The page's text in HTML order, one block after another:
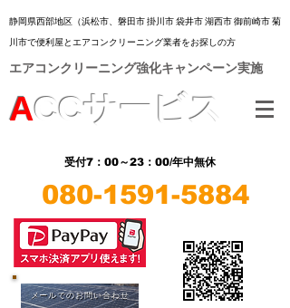
静岡県西部地区（浜松市、 磐田市 掛川市 袋井市 湖西市 御前崎市 菊
川市で便利屋とエアコンクリーニング業者をお探しの方
​エアコンクリーニング強化キャンペーン実施
ACCサービス
受付7：00～23：00/年中無休
080-1591-5884
メールでのお問い合わせ
​LINE